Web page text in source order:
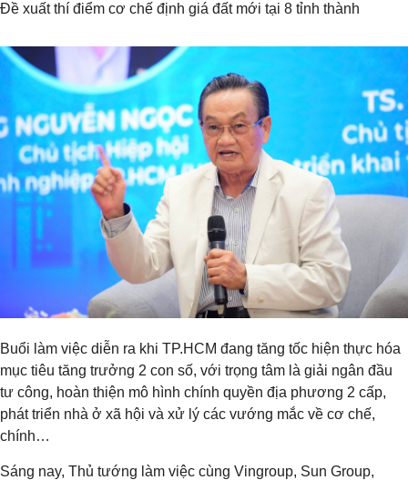
Đề xuất thí điểm cơ chế định giá đất mới tại 8 tỉnh thành
Buổi làm việc diễn ra khi TP.HCM đang tăng tốc hiện thực hóa
mục tiêu tăng trưởng 2 con số, với trọng tâm là giải ngân đầu
tư công, hoàn thiện mô hình chính quyền địa phương 2 cấp,
phát triển nhà ở xã hội và xử lý các vướng mắc về cơ chế,
chính…
Sáng nay, Thủ tướng làm việc cùng Vingroup, Sun Group,